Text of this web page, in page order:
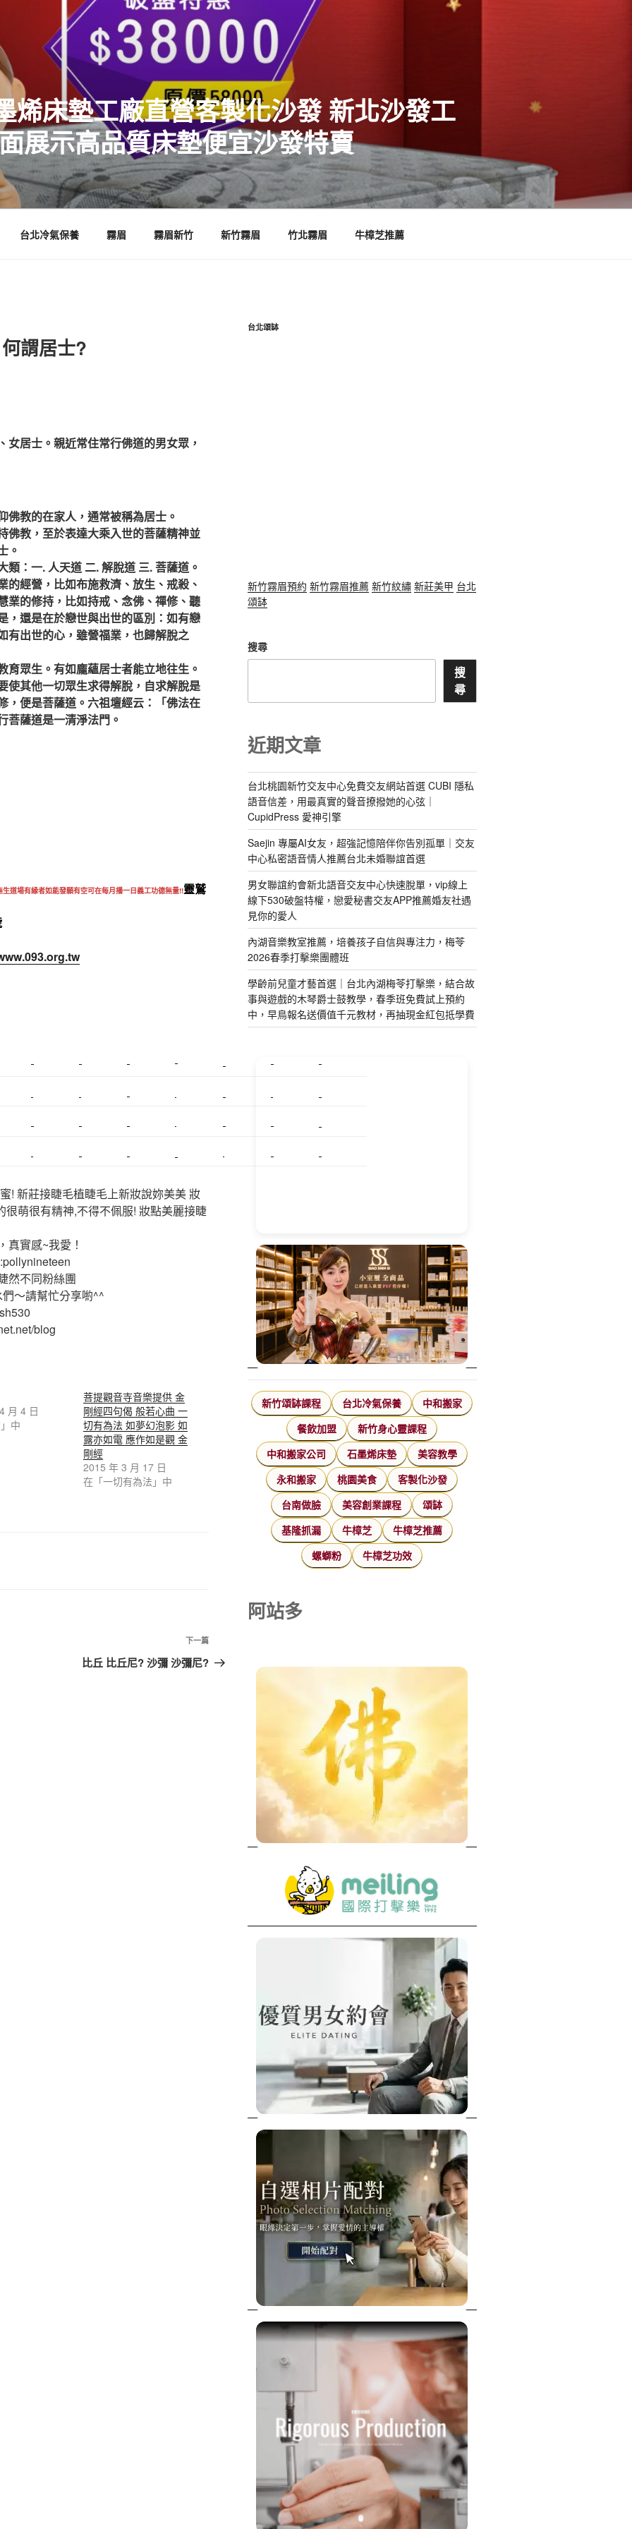
烯床墊工廠直營客製化沙發 新北沙發工
展示高品質床墊便宜沙發特賣
台北冷氣保養 霧眉 霧眉新竹 新竹霧眉 竹北霧眉 牛樟芝推薦
謂居士?
女居士。親近常住常行佛道的男女眾，
教的在家人，通常被稱為居士。
佛教，至於表達大乘入世的菩薩精神並
。
：一. 人天道 二. 解脫道 三. 菩薩道。
的經營，比如布施救濟、放生、戒殺、
業的修持，比如持戒、念佛、禪修、聽
，還是在於戀世與出世的區別：如有戀
有出世的心，雖營福業，也歸解脫之
育眾生。有如龐蘊居士者能立地往生。
使其他一切眾生求得解脫，自求解脫是
，便是菩薩道。六祖壇經云：「佛法在
菩薩道是一清淨法門。
生道場有緣者如能發願有空可在每月播一日義工功德無量!!靈鷲
! 新莊接睫毛植睫毛上新妝說妳美美 妝
萌很有精神,不得不佩服! 妝點美麗接睫
實感~我愛！
然不同粉絲團
～請幫忙分享喲^^
blog
月 4 日
中
菩提觀音寺音樂提供 金
剛經四句偈 般若心曲 一
切有為法 如夢幻泡影 如
露亦如電 應作如是觀 金
剛經
2015 年 3 月 17 日
在「一切有為法」中
下一篇
比丘 比丘尼? 沙彌 沙彌尼?
台北頌缽
新竹霧眉預約 新竹霧眉推薦 新竹紋繡 新莊美甲 台北
頌缽
搜尋
搜
尋
近期文章
台北桃園新竹交友中心免費交友網站首選 CUBI 隱私
語音信差，用最真實的聲音撩撥她的心弦｜
CupidPress 愛神引擎
Saejin 專屬AI女友，超強記憶陪伴你告別孤單｜交友
中心私密語音情人推薦台北未婚聯誼首選
男女聯誼約會新北語音交友中心快速脫單，vip線上
線下530破盤特權，戀愛秘書交友APP推薦婚友社遇
見你的愛人
內湖音樂教室推薦，培養孩子自信與專注力，梅苓
2026春季打擊樂團體班
學齡前兒童才藝首選｜台北內湖梅苓打擊樂，結合故
事與遊戲的木琴爵士鼓教學，春季班免費試上預約
中，早鳥報名送價值千元教材，再抽現金紅包抵學費
新竹頌缽課程 台北冷氣保養 中和搬家
餐飲加盟 新竹身心靈課程
中和搬家公司 石墨烯床墊 美容教學
永和搬家 桃園美食 客製化沙發
台南做臉 美容創業課程 頌缽
基隆抓漏 牛樟芝 牛樟芝推薦
螺螄粉 牛樟芝功效
阿站多